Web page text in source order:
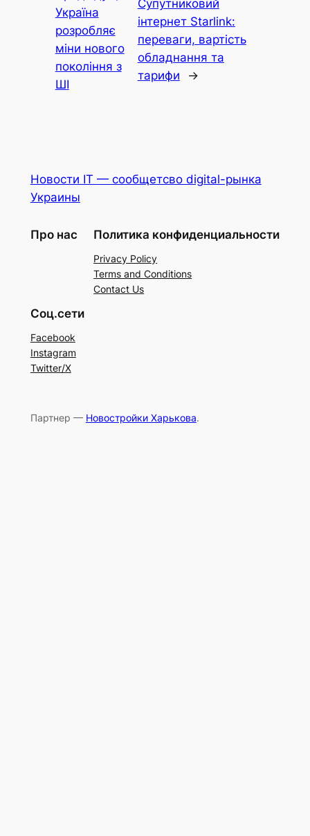
Україна
розробляє
міни нового
покоління з
ШІ
Супутниковий
інтернет Starlink:
переваги, вартість
обладнання та
тарифи
→
Новости IT — сообщетсво digital-рынка
Украины
Про нас Политика конфиденциальности
Privacy Policy
Terms and Conditions
Contact Us
Соц.сети
Facebook
Instagram
Twitter/X
Партнер — Новостройки Харькова.